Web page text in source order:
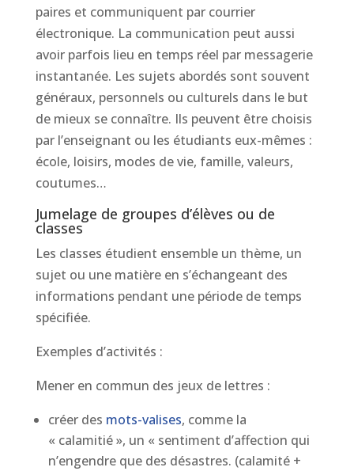
paires et communiquent par courrier
électronique. La communication peut aussi
avoir parfois lieu en temps réel par messagerie
instantanée. Les sujets abordés sont souvent
généraux, personnels ou culturels dans le but
de mieux se connaître. Ils peuvent être choisis
par l’enseignant ou les étudiants eux-mêmes :
école, loisirs, modes de vie, famille, valeurs,
coutumes…
Jumelage de groupes d’élèves ou de
classes
Les classes étudient ensemble un thème, un
sujet ou une matière en s’échangeant des
informations pendant une période de temps
spécifiée.
Exemples d’activités :
Mener en commun des jeux de lettres :
créer des mots-valises, comme la
« calamitié », un « sentiment d’affection qui
n’engendre que des désastres. (calamité +